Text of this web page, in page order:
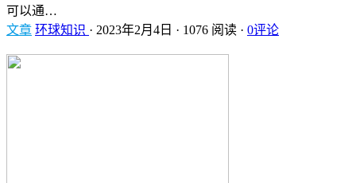
可以通…
文章 环球知识 · 2023年2月4日 · 1076 阅读 · 0评论